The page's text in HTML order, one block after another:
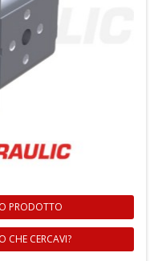
PRODOTTO
CHE CERCAVI?